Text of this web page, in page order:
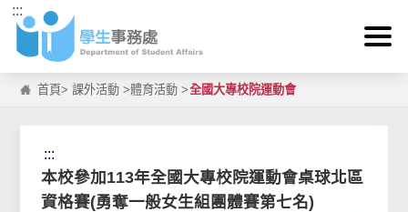
跳到主要內容區塊
:::
首頁>課外活動 >體育活動 >全國大專校院運動會
:::
本校參加113年全國大專校院運動會桌球北區
資格賽(勇奪一般女生組團體賽第七名)